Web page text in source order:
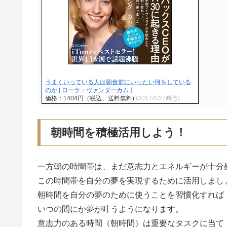
うまくいっている人は朝食前にいったい何をしている
のか [ ローラ・ヴァンダーカム ]
価格：1404円（税込、送料無料) (2017/4/27時点)
朝時間を積極活用しよう！
一方朝の時間帯は、まだ意志力とエネルギーが十分
この時間帯を自分の夢を実現するために活用しまし
朝時間を自分の夢のために使うことを習慣化すれば
いつの間にか夢が叶うようになります。
意志力のある時間（朝時間）は重要なタスクに当て